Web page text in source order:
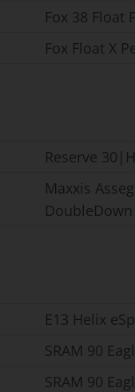
Fox 38 Float
Fox Float X
Reserve
Maxxis
DoubleDown
E13 Helix
SRAM 90
SRAM 90